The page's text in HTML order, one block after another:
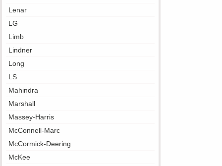
Lenar
LG
Limb
Lindner
Long
LS
Mahindra
Marshall
Massey-Harris
McConnell-Marc
McCormick-Deering
McKee